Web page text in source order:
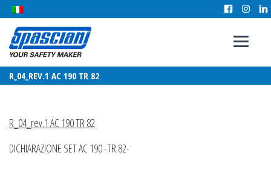
R_04_REV.1 AC 190 TR 82
R_04_rev.1 AC 190 TR 82
DICHIARAZIONE SET AC 190 -TR 82-